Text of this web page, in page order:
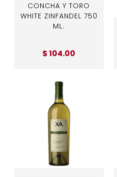
CONCHA Y TORO
WHITE ZINFANDEL 750
ML.
$ 104.00